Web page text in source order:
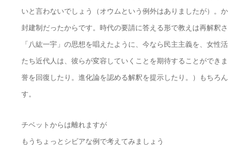
いと言わないでしょう（オウムという例外はありましたが）。
封建制だったからです。時代の要請に答える形で教えは再解釈
「八紘一宇」の思想を唱えたように、今なら民主主義を、女
たち近代人は、彼らが変容していくことを期待することができ
誉を回復したり。進化論を認める解釈を提示したり。）もちろ
す。
チベットからは離れますが
もうちょっとシビアな例で考えてみましょう